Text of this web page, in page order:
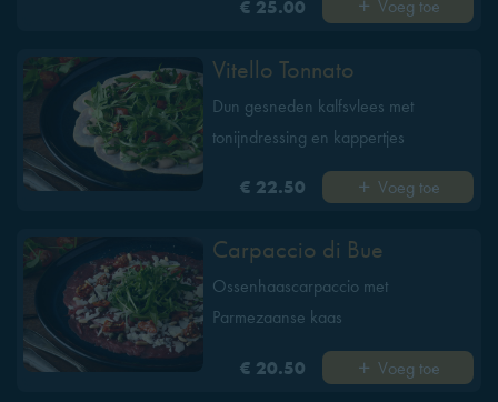
€ 25.00 Voeg toe
Vitello Tonnato
Dun gesneden kalfsvlees met
tonijndressing en kappertjes
€ 22.50 Voeg toe
Carpaccio di Bue
Ossenhaascarpaccio met
Parmezaanse kaas
€ 20.50 Voeg toe